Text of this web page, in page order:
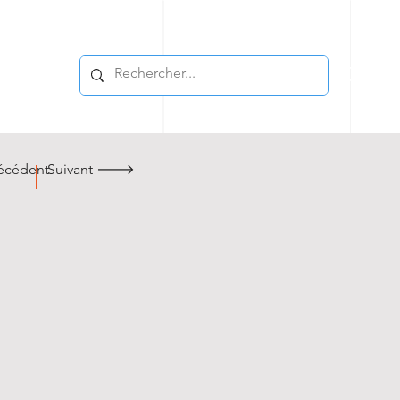
Suivant 🡒